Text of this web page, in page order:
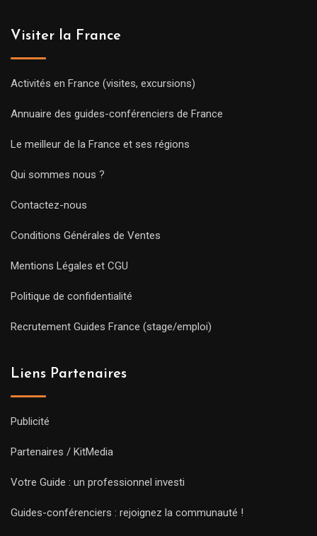
Visiter la France
Activités en France (visites, excursions)
Annuaire des guides-conférenciers de France
Le meilleur de la France et ses régions
Qui sommes nous ?
Contactez-nous
Conditions Générales de Ventes
Mentions Légales et CGU
Politique de confidentialité
Recrutement Guides France (stage/emploi)
Liens Partenaires
Publicité
Partenaires / KitMedia
Votre Guide : un professionnel investi
Guides-conférenciers : rejoignez la communauté !